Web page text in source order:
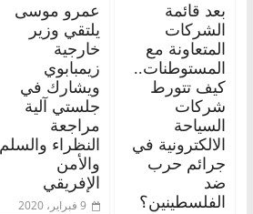
بعد قائمة
الشركات
المتعاونة مع
المستوطنات..
كيف تتورط
شركات
السياحة
الالكترونية في
جرائم حرب
ضد
الفلسطينين؟
عمرو موسى
يلتقي وزير
خارجية
زيمبابوي
ويشارك في
جلستي آلية
مراجعة
النظراء والسلم
والأمن
الإفريقي
9 فبراير، 2020